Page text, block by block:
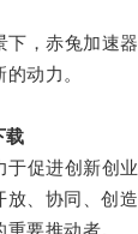
，赤兔加速器
动力。
载
促进创新创业
放、协同、创